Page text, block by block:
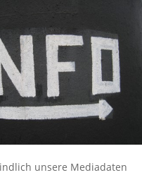
unsere Mediadaten